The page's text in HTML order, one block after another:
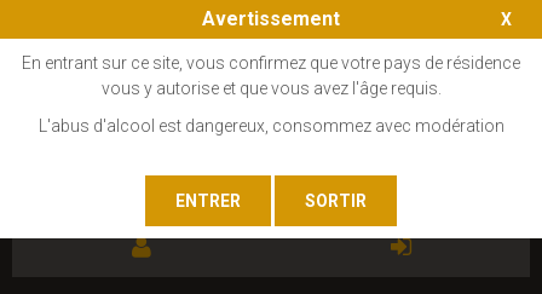
Avertissement
En entrant sur ce site, vous confirmez que votre pays de résidence
vous y autorise et que vous avez l'âge requis.
L'abus d'alcool est dangereux, consommez avec modération